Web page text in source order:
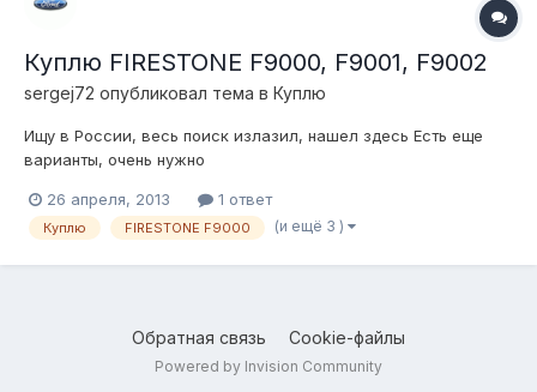
Куплю FIRESTONE F9000, F9001, F9002
sergej72 опубликовал тема в Куплю
Ищу в России, весь поиск излазил, нашел здесь Есть еще
варианты, очень нужно
26 апреля, 2013 1 ответ
Куплю FIRESTONE F9000 (и ещё 3 )
Обратная связь Cookie-файлы
Powered by Invision Community